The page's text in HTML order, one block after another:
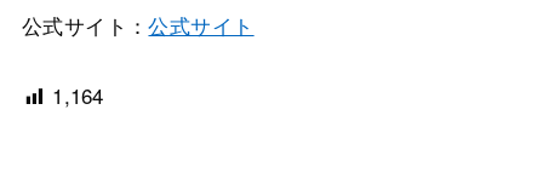
公式サイト：公式サイト
1,164